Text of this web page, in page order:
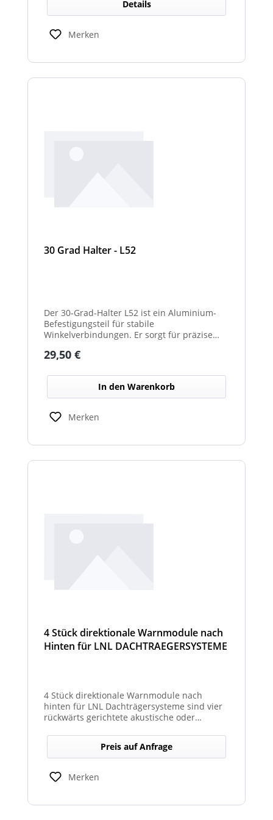
Details
Merken
30 Grad Halter - L52
Der 30-Grad-Halter L52 ist ein Aluminium-
Befestigungsteil für stabile
Winkelverbindungen. Er sorgt für präzise
Durch das leichte, korrosionsbeständige
Anwendungen.
Regulärer Preis:
29,50 €
In den Warenkorb
Merken
4 Stück direktionale Warnmodule nach
Hinten für LNL DACHTRAEGERSYSTEME
4 Stück direktionale Warnmodule nach
hinten für LNL Dachträgersysteme sind vier
rückwärts gerichtete akustische oder
montiert werden, um gezielte Warnsignale
nach hinten auszugeben. Sie verbessern die
Sicht‑ und Hörbarkeit von Warnhinweisen im
Heckbereich und erhöhen so die Sicherheit
bei Rückwärts‑ oder Einsatzfahrten.
Preis auf Anfrage
Merken